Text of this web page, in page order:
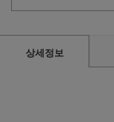
상세정보